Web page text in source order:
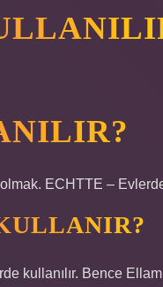
ECHTTE –
kullanılır. Bence